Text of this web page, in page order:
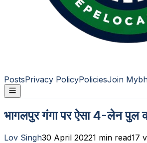
PostsPrivacy PolicyPoliciesJoin
भागलपुर गंगा पर ऐसा 4-लेन पुल
Lov Singh30 April 20221 min read17